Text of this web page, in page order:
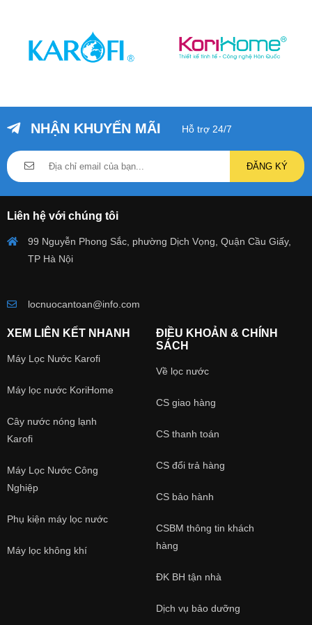
NHẬN KHUYẾN MÃI Hỗ trợ 24/7
ĐĂNG KÝ
Liên hệ với chúng tôi
99 Nguyễn Phong Sắc, phường Dịch Vọng, Quận Cầu Giấy,
TP Hà Nội
locnuocantoan@info.com
XEM LIÊN KẾT NHANH
Máy Lọc Nước Karofi
Máy lọc nước KoriHome
Cây nước nóng lạnh
Karofi
Máy Lọc Nước Công
Nghiệp
Phụ kiện máy lọc nước
Máy lọc không khí
ĐIỀU KHOẢN & CHÍNH
SÁCH
Về lọc nước
CS giao hàng
CS thanh toán
CS đổi trả hàng
CS bảo hành
CSBM thông tin khách
hàng
ĐK BH tận nhà
Dịch vụ bảo dưỡng